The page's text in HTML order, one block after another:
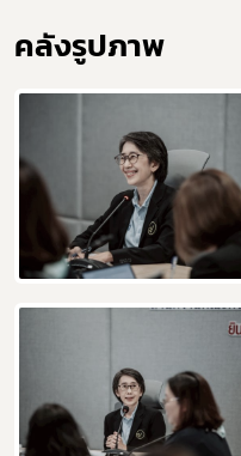
คลังรูปภาพ